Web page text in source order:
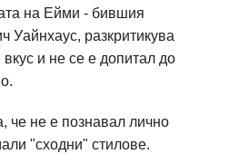
на Ейми - бившия
Уайнхаус, разкритикува
и не се е допитал до
не е познавал лично
"сходни" стилове.